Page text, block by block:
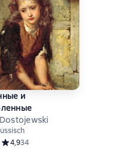
и
Средний рейтинг 4,9 на основе 34
4,934